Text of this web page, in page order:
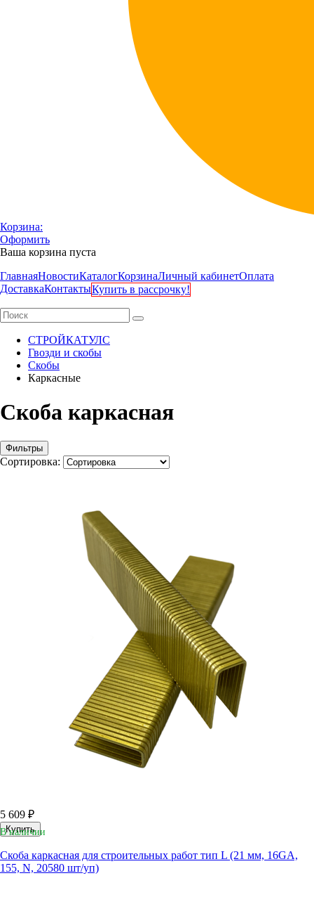
Корзина:
Оформить
Ваша корзина пуста
ГлавнаяНовостиКаталогКорзинаЛичный кабинетОплата
ДоставкаКонтактыКупить в рассрочку!
СТРОЙКАТУЛС
Гвозди и скобы
Скобы
Каркасные
Скоба каркасная
Фильтры
Сортировка:
5 609 ₽
Купить
В наличии
Скоба каркасная для строительных работ тип L (21 мм, 16GA,
155, N, 20580 шт/уп)